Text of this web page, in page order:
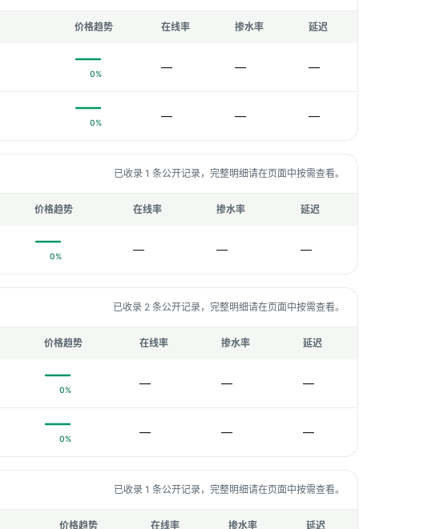
价格趋势 在线率 掺水率 延迟
0% — — —
0% — — —
已收录 1 条公开记录，完整明细请在页面中按需查看。
价格趋势 在线率 掺水率 延迟
0% — — —
已收录 2 条公开记录，完整明细请在页面中按需查看。
价格趋势 在线率 掺水率 延迟
0% — — —
0% — — —
已收录 1 条公开记录，完整明细请在页面中按需查看。
价格趋势 在线率 掺水率 延迟